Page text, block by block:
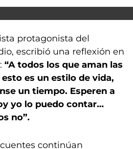
protagonista del
escribió una reflexión en
“A todos los que aman las
es un estilo de vida,
un tiempo. Esperen a
yo lo puedo contar…
no”.
continúan